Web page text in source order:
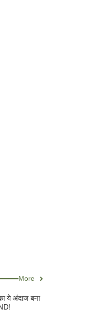
More
का ये अंदाज बना